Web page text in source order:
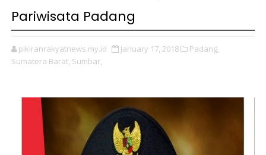
Pariwisata Padang
pikiranrakyatnews.my.id January 17, 2018
Padang,
Sumatera Barat, Sumbar,